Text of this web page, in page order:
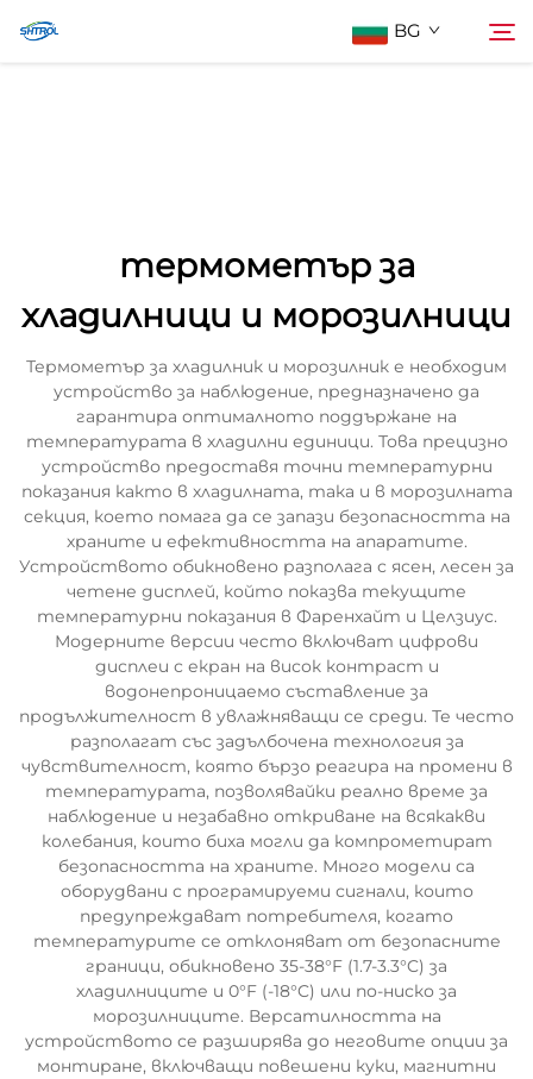
BG
Контактирайте Нас
термометър за
хладилници и морозилници
Термометър за хладилник и морозилник е необходим
устройство за наблюдение, предназначено да
гарантира оптималното поддържане на
температурата в хладилни единици. Това прецизно
устройство предоставя точни температурни
показания както в хладилната, така и в морозилната
секция, което помага да се запази безопасността на
храните и ефективността на апаратите.
Устройството обикновено разполага с ясен, лесен за
четене дисплей, който показва текущите
температурни показания в Фаренхайт и Целзиус.
Модерните версии често включват цифрови
дисплеи с екран на висок контраст и
водонепроницаемо съставление за
продължителност в увлажняващи се среди. Те често
разполагат със задълбочена технология за
чувствителност, която бързо реагира на промени в
температурата, позволявайки реално време за
наблюдение и незабавно откриване на всякакви
колебания, които биха могли да компрометират
безопасността на храните. Много модели са
оборудвани с програмируеми сигнали, които
предупреждават потребителя, когато
температурите се отклоняват от безопасните
граници, обикновено 35-38°F (1.7-3.3°C) за
хладилниците и 0°F (-18°C) или по-ниско за
морозилниците. Версатилността на
устройството се разширява до неговите опции за
монтиране, включващи повешени куки, магнитни